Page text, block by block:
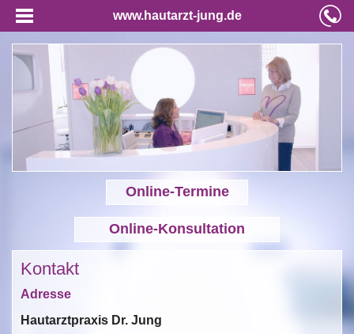
www.hautarzt-jung.de
Online-Termine
Online-Konsultation
Kontakt
Adresse
Hautarztpraxis Dr. Jung